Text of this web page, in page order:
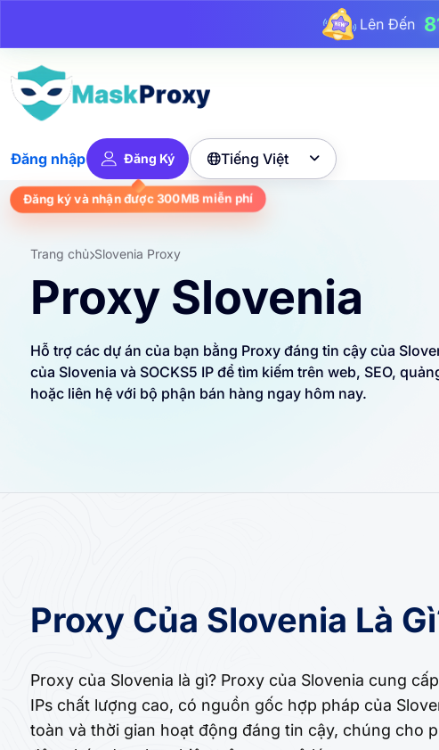
Lên
Lên
Đăng nhập Đăng Ký
Đăng ký và nhận được300MBmiễn phí
Tiếng Việt 
Trang chủ Slovenia Proxy
Proxy Slovenia
Hỗ trợ các dự án của bạn bằng Proxy đáng tin cậy của
của Slovenia và SOCKS5 IP để tìm kiếm trên web, SEO,
hoặc liên hệ với bộ phận bán hàng ngay hôm nay.
Proxy Của Slovenia Là
Proxy của Slovenia là gì? Proxy của Slovenia cung
IPs chất lượng cao, có nguồn gốc hợp pháp của
toàn và thời gian hoạt động đáng tin cậy, chúng cho